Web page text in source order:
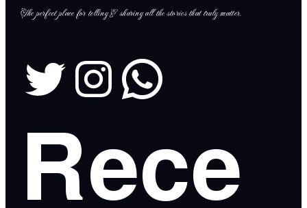
The perfect place for telling & sharing all the stories that truly matter.
Rece